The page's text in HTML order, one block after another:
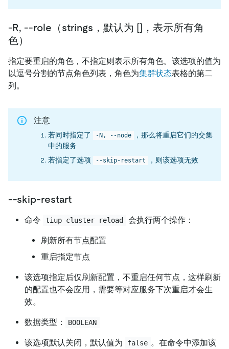
-R, --role（strings，默认为 []，表示所有角
色）
指定要重启的角色，不指定则表示所有角色。该选项的值为
以逗号分割的节点角色列表，角色为集群状态表格的第二
列。
注意
若同时指定了 -N, --node
，那么将重启它们的交集
中的服务
若指定了选项
--skip-restart ，则该选项无效
--skip-restart
命令 tiup cluster reload 会执行两个操作：
刷新所有节点配置
重启指定节点
该选项指定后仅刷新配置，不重启任何节点，这样刷新
的配置也不会应用，需要等对应服务下次重启才会生
效。
数据类型： BOOLEAN
该选项默认关闭，默认值为 false 。在命令中添加该